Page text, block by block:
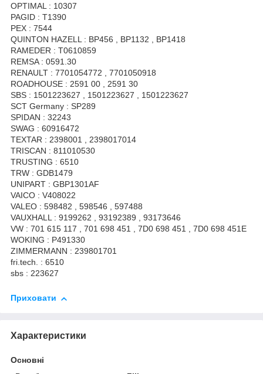
OPTIMAL : 10307
PAGID : T1390
PEX : 7544
QUINTON HAZELL : BP456 , BP1132 , BP1418
RAMEDER : T0610859
REMSA : 0591.30
RENAULT : 7701054772 , 7701050918
ROADHOUSE : 2591 00 , 2591 30
SBS : 1501223627 , 1501223627 , 1501223627
SCT Germany : SP289
SPIDAN : 32243
SWAG : 60916472
TEXTAR : 2398001 , 2398017014
TRISCAN : 811010530
TRUSTING : 6510
TRW : GDB1479
UNIPART : GBP1301AF
VAICO : V408022
VALEO : 598482 , 598546 , 597488
VAUXHALL : 9199262 , 93192389 , 93173646
VW : 701 615 117 , 701 698 451 , 7D0 698 451 , 7D0 698 451E
WOKING : P491330
ZIMMERMANN : 239801701
fri.tech. : 6510
sbs : 223627
Приховати
Характеристики
Основні